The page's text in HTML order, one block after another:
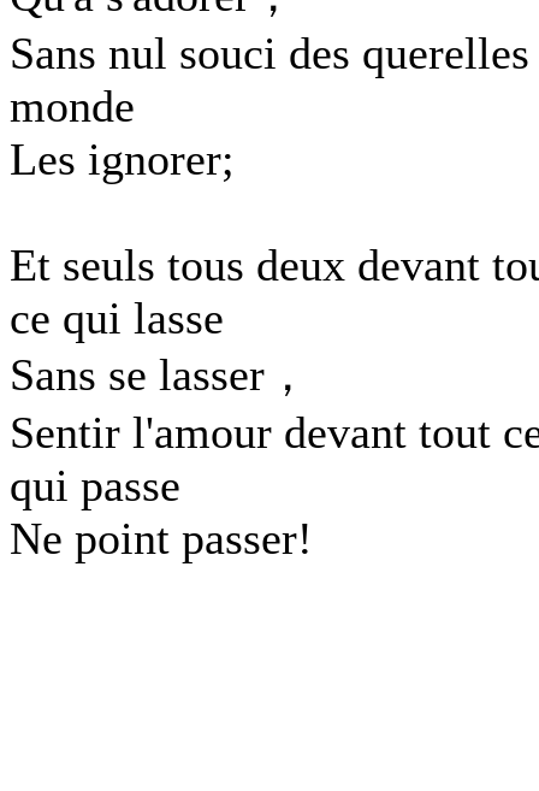
Sans nul souci des
monde
Les ignorer;
Et seuls tous deux devant
ce qui lasse
Sans se lasser，
Sentir l'amour devant tout
qui passe
Ne point passer!